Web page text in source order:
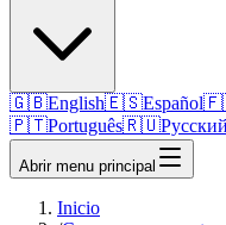
🇬🇧English🇪🇸Español
🇵🇹Português🇷🇺Русский
Abrir menu principal
Inicio